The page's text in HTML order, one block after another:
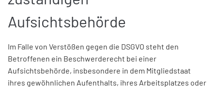
Aufsichtsbehörde
Im Falle von Verstößen gegen die DSGVO steht den
Betroffenen ein Beschwerderecht bei einer
Aufsichtsbehörde, insbesondere in dem Mitgliedstaat
ihres gewöhnlichen Aufenthalts, ihres Arbeitsplatzes oder